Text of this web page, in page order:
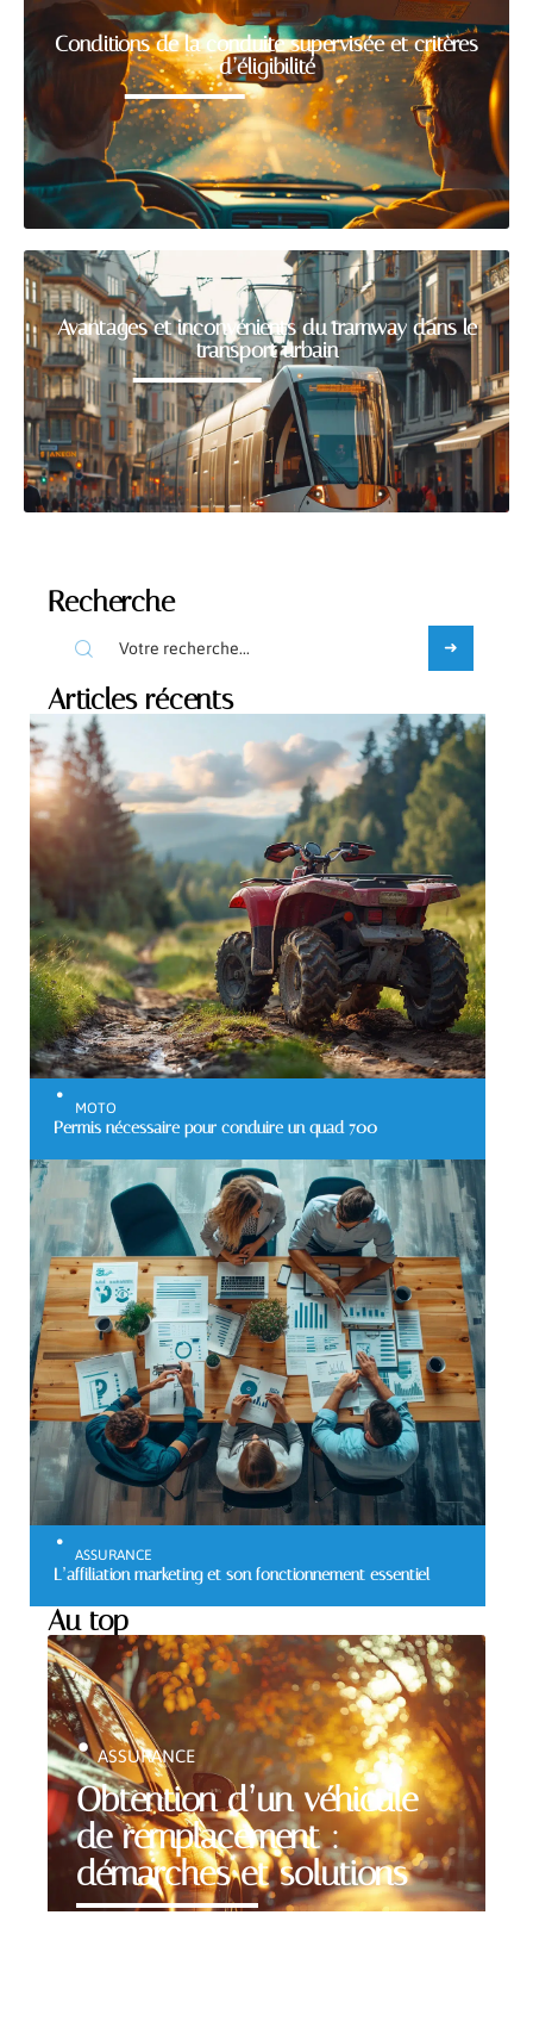
Conditions de la conduite supervisée et critères
d’éligibilité
Avantages et inconvénients du tramway dans le
transport urbain
Recherche
Articles récents
MOTO
Permis nécessaire pour conduire un quad 700
ASSURANCE
L’affiliation marketing et son fonctionnement essentiel
Au top
Obtention d’un véhicule
de remplacement :
démarches et solutions
ASSURANCE